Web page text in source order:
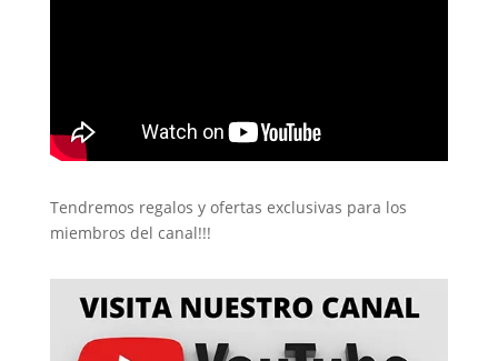
Tendremos regalos y ofertas exclusivas para los
miembros del canal!!!